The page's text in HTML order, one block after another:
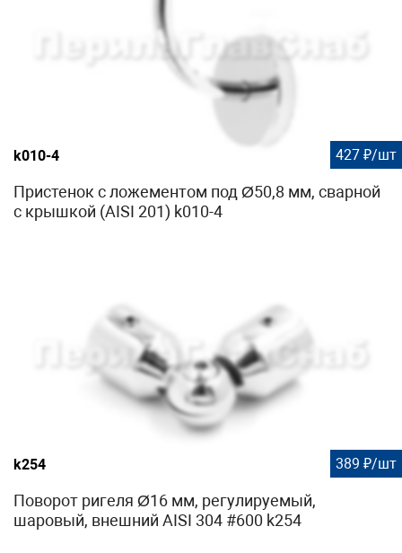
k010-4 427 ₽/шт
Пристенок с ложементом под Ø50,8 мм, сварной
с крышкой (AISI 201) k010-4
k254 389 ₽/шт
Поворот ригеля Ø16 мм, регулируемый,
шаровый, внешний AISI 304 #600 k254